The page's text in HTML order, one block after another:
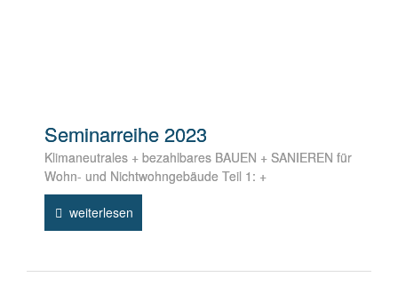
Seminarreihe 2023
Klimaneutrales + bezahlbares BAUEN + SANIEREN für
Wohn- und Nichtwohngebäude Teil 1: +
weiterlesen